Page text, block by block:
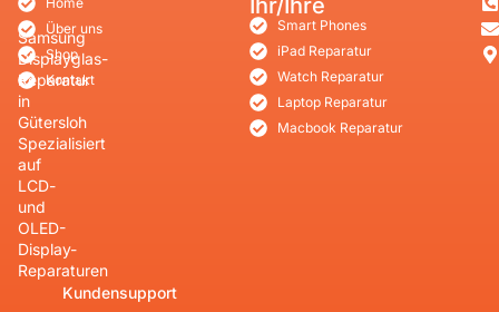
Samsung
Displayglas-
Reparatur
in
Gütersloh
Spezialisiert
auf
LCD-
und
OLED-
Display-
Reparaturen
Kundensupport
Über uns
Shop
Kontakt
Ihr/Ihre
Smart Phones
iPad Reparatur
Watch Reparatur
Laptop Reparatur
Macbook Reparatur